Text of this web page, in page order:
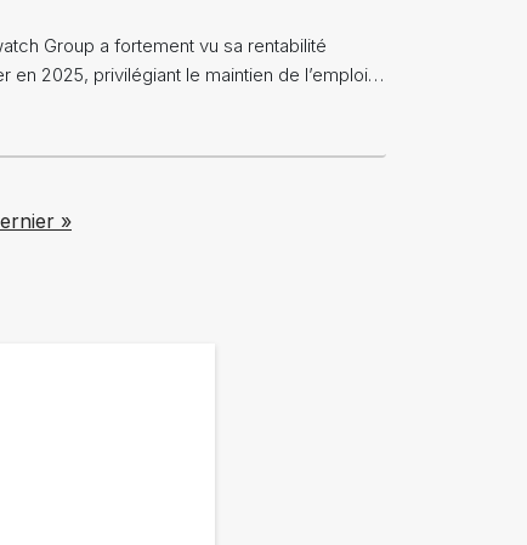
Group a fortement vu sa rentabilité
en 2025, privilégiant le maintien de l’emploi…
page
»